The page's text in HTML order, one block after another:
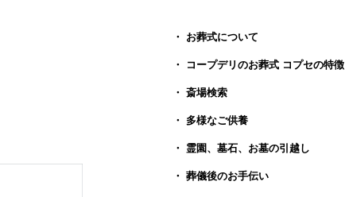
・ お葬式について
・ コープデリのお葬式 コプセの特徴
・ 斎場検索
・ 多様なご供養
・ 霊園、墓石、お墓の引越し
・ 葬儀後のお手伝い